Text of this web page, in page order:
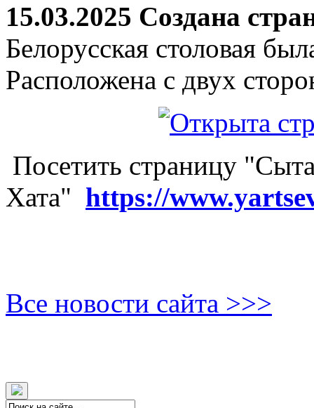
15.03.2025 Создана
Белорусская столовая
Расположена с двух
Посетить страницу
Хата" https://
Все новости сайта >>>